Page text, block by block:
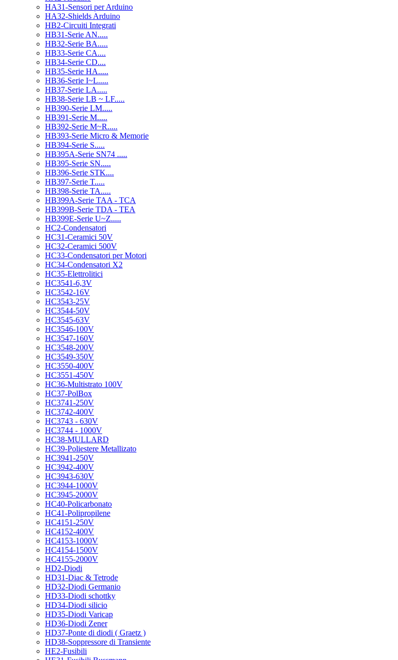
HA31-Sensori per Arduino
HA32-Shields Arduino
HB2-Circuiti Integrati
HB31-Serie AN.....
HB32-Serie BA.....
HB33-Serie CA....
HB34-Serie CD....
HB35-Serie HA.....
HB36-Serie I~L.....
HB37-Serie LA.....
HB38-Serie LB ~ LF.....
HB390-Serie LM.....
HB391-Serie M.....
HB392-Serie M~R.....
HB393-Serie Micro & Memorie
HB394-Serie S.....
HB395A-Serie SN74 .....
HB395-Serie SN.....
HB396-Serie STK....
HB397-Serie T.....
HB398-Serie TA.....
HB399A-Serie TAA - TCA
HB399B-Serie TDA - TEA
HB399E-Serie U~Z.....
HC2-Condensatori
HC31-Ceramici 50V
HC32-Ceramici 500V
HC33-Condensatori per Motori
HC34-Condensatori X2
HC35-Elettrolitici
HC3541-6,3V
HC3542-16V
HC3543-25V
HC3544-50V
HC3545-63V
HC3546-100V
HC3547-160V
HC3548-200V
HC3549-350V
HC3550-400V
HC3551-450V
HC36-Multistrato 100V
HC37-PolBox
HC3741-250V
HC3742-400V
HC3743 - 630V
HC3744 - 1000V
HC38-MULLARD
HC39-Poliestere Metallizato
HC3941-250V
HC3942-400V
HC3943-630V
HC3944-1000V
HC3945-2000V
HC40-Policarbonato
HC41-Polipropilene
HC4151-250V
HC4152-400V
HC4153-1000V
HC4154-1500V
HC4155-2000V
HD2-Diodi
HD31-Diac & Tetrode
HD32-Diodi Germanio
HD33-Diodi schottky
HD34-Diodi silicio
HD35-Diodi Varicap
HD36-Diodi Zener
HD37-Ponte di diodi ( Graetz )
HD38-Soppressore di Transiente
HE2-Fusibili